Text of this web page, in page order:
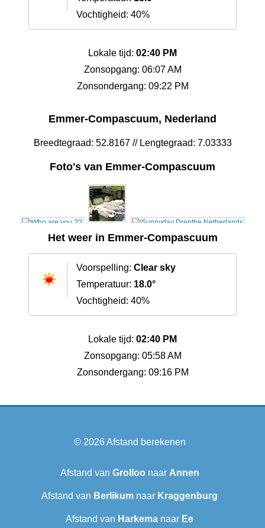
Vochtigheid: 40%
Lokale tijd: 02:40 PM
Zonsopgang: 06:07 AM
Zonsondergang: 09:22 PM
Emmer-Compascuum, Nederland
Breedtegraad: 52.8167 // Lengtegraad: 7.03333
Foto's van Emmer-Compascuum
Het weer in Emmer-Compascuum
Voorspelling: Clear sky
Temperatuur: 18.0°
Vochtigheid: 40%
Lokale tijd: 02:40 PM
Zonsopgang: 05:58 AM
Zonsondergang: 09:16 PM
© 2026Afstand berekenen
Afstand van Grolloo naar Annen
Afstand van Berlikum naar Kraggenburg
Afstand van Harkema naar Ee